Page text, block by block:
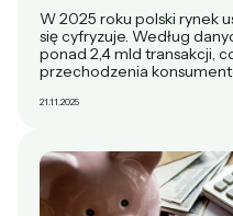
W 2025 roku polski rynek
się cyfryzuje. Według
ponad 2,4 mld transakcji,
przechodzenia
21.11.2025